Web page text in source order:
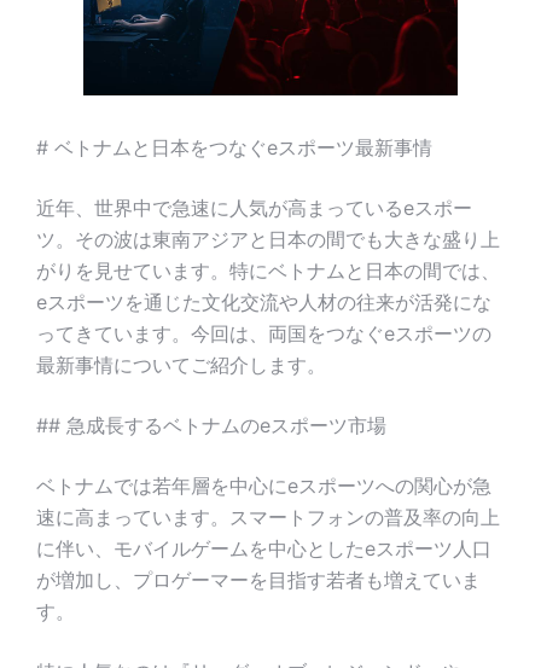
# ベトナムと日本をつなぐeスポーツ最新事情
近年、世界中で急速に人気が高まっているeスポー
ツ。その波は東南アジアと日本の間でも大きな盛り上
がりを見せています。特にベトナムと日本の間では、
eスポーツを通じた文化交流や人材の往来が活発にな
ってきています。今回は、両国をつなぐeスポーツの
最新事情についてご紹介します。
## 急成長するベトナムのeスポーツ市場
ベトナムでは若年層を中心にeスポーツへの関心が急
速に高まっています。スマートフォンの普及率の向上
に伴い、モバイルゲームを中心としたeスポーツ人口
が増加し、プロゲーマーを目指す若者も増えていま
す。